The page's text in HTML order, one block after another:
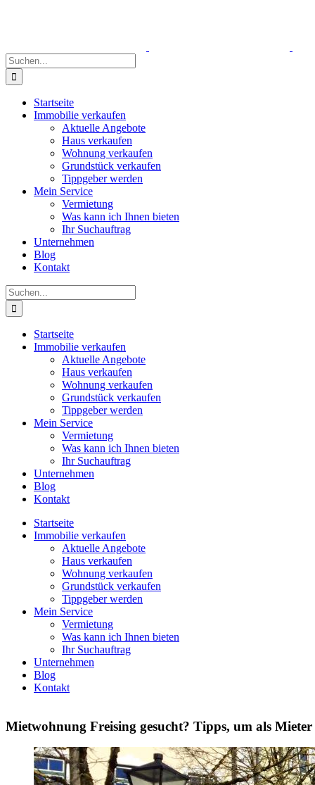
Suche
nach:
Startseite
Immobilie verkaufen
Aktuelle Angebote
Haus verkaufen
Wohnung verkaufen
Grundstück verkaufen
Tippgeber werden
Mein Service
Vermietung
Was kann ich Ihnen bieten
Ihr Suchauftrag
Unternehmen
Blog
Kontakt
Suche
nach:
Startseite
Immobilie verkaufen
Aktuelle Angebote
Haus verkaufen
Wohnung verkaufen
Grundstück verkaufen
Tippgeber werden
Mein Service
Vermietung
Was kann ich Ihnen bieten
Ihr Suchauftrag
Unternehmen
Blog
Kontakt
Startseite
Immobilie verkaufen
Aktuelle Angebote
Haus verkaufen
Wohnung verkaufen
Grundstück verkaufen
Tippgeber werden
Mein Service
Vermietung
Was kann ich Ihnen bieten
Ihr Suchauftrag
Unternehmen
Blog
Kontakt
Mietwohnung Freising gesucht? Tipps, um als
Zeige
grösseres
Bild